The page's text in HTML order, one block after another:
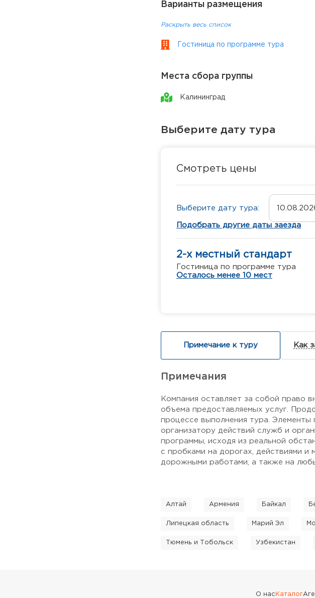
Варианты размещения
Раскрыть весь список
Гостиница по программе тура
Места сбора группы
Калининград
Выберите дату тура
Смотреть цены
Выберите дату тура:
Подобрать другие даты заезда
2-х местный стандарт
Гостиница по программе тура
Осталось менее 10 мест
Примечание к туру Как
Примечания
Компания оставляет за собой право
объема предоставляемых услуг.
процессе выполнения тура. Элементы
организатору действий служб и
программы, исходя из реальной
с пробками на дорогах, действиями и
дорожными работами, а также на
Алтай Армения Байкал
Липецкая область Марий Эл
Тюмень и Тобольск Узбекистан
О нас Каталог